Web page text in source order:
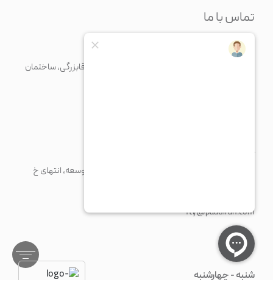
تماس با ما
دفتر مرکزی
تهران، خیابان مرتضی فیاضی (فرشته)، روبرو خیابان آقابزرگی، ساختمان
شهرک صنعتی پرند، خیابان فن آوری جنوبی، میدان توسعه، انتهای خ
fty@paadiran.com
شنبه - چهارشنبه